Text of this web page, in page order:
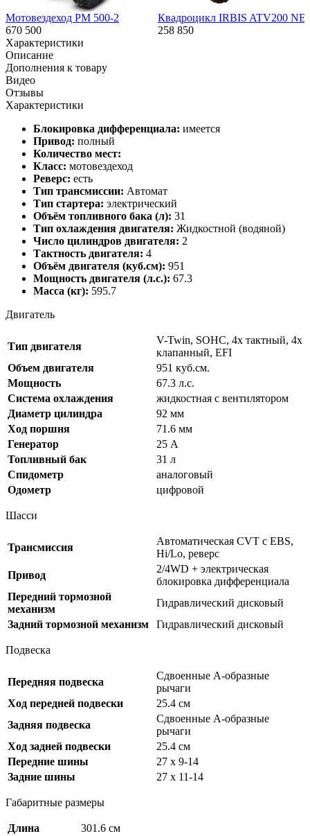
Мотовездеход РМ 500-2
670 500
Квадроцикл IRBIS ATV200
258 850
Характеристики
Описание
Дополнения к товару
Видео
Отзывы
Характеристики
Блокировка дифференциала: имеется
Привод: полный
Количество мест:
Класс: мотовездеход
Реверс: есть
Тип трансмиссии: Автомат
Тип стартера: электрический
Объём топливного бака (л): 31
Тип охлаждения двигателя: Жидкостной (водяной)
Число цилиндров двигателя: 2
Тактность двигателя: 4
Объём двигателя (куб.см): 951
Мощность двигателя (л.с.): 67.3
Масса (кг): 595.7
Двигатель
Тип двигателя
V-Twin, SOHC, 4х тактный, 4х
клапанный, EFI
Объем двигателя
951 куб.см.
Мощность
67.3 л.с.
Система охлаждения
жидкостная с вентилятором
Диаметр цилиндра
92 мм
Ход поршня
71.6 мм
Генератор
25 А
Топливный бак
31 л
Спидометр
аналоговый
Одометр
цифровой
Шасси
Трансмиссия
Автоматическая CVT с EBS,
Hi/Lo, реверс
Привод
2/4WD + электрическая
блокировка дифференциала
Передний тормозной
механизм
Гидравлический дисковый
Задний тормозной механизм
Гидравлический дисковый
Подвеска
Передняя подвеска
Сдвоенные А-образные
рычаги
Ход передней подвески
25.4 см
Задняя подвеска
Сдвоенные А-образные
рычаги
Ход задней подвески
25.4 см
Передние шины
27 x 9-14
Задние шины
27 x 11-14
Габаритные размеры
Длина
301.6 см